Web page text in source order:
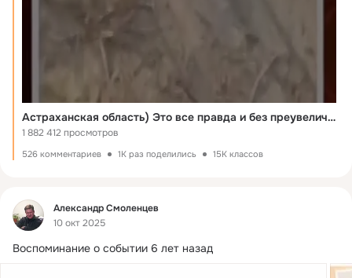
Астраханская область) Это все правда и без преувеличения
1 882 412 просмотров
526 комментариев 1K раз поделились 15K классов
Фид
Александр Смоленцев
10 окт 2025
Воспоминание о событии 6 лет назад